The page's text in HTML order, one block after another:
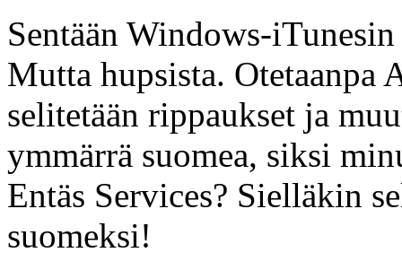
Sentään Windows-
Mutta hupsista. Otetaanpa
selitetään rippaukset ja
ymmärrä suomea, siksi
Entäs Services? Sielläkin
suomeksi!